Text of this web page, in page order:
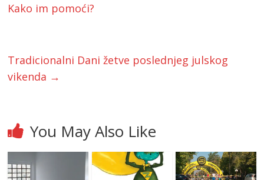
Kako im pomoći?
Tradicionalni Dani žetve poslednjeg julskog
vikenda →
You May Also Like